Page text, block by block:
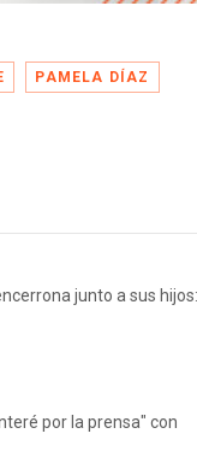
PAMELA DÍAZ
junto a sus hijos:
por la prensa" con